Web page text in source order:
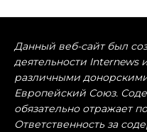
Данный веб-сайт был
деятельности Internews
различными
Европейский Союз.
обязательно отражает
Ответственность за